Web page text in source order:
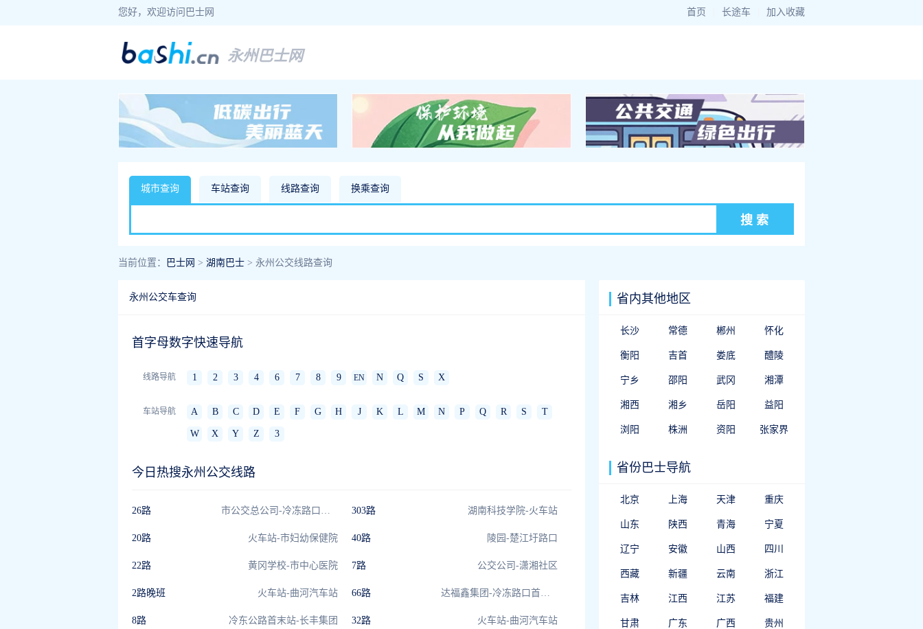
您好，欢迎访问巴士网 首页 长途车 加入收藏
永州巴士网
城市查询 车站查询 线路查询 换乘查询
当前位置： 巴士网 > 湖南巴士 > 永州公交线路查询
永州公交车查询
首字母数字快速导航
线路导航 1 2 3 4 6 7 8 9 EN N Q S X
车站导航 A B C D E F G H J K L M N P Q R S T
W X Y Z 3
今日热搜永州公交线路
26路 市公交总公司-冷冻路口首末站 303路 湖南科技学院-火车站
20路 火车站-市妇幼保健院 40路 陵园-楚江圩路口
22路 黄冈学校-市中心医院 7路 公交公司-潇湘社区
2路晚班 火车站-曲河汽车站 66路 达福鑫集团-冷冻路口首末站
8路 冷东公路首末站-长丰集团 32路 火车站-曲河汽车站
省内其他地区
长沙 常德 郴州 怀化
衡阳 吉首 娄底 醴陵
宁乡 邵阳 武冈 湘潭
湘西 湘乡 岳阳 益阳
浏阳 株洲 资阳 张家界
省份巴士导航
北京 上海 天津 重庆
山东 陕西 青海 宁夏
辽宁 安徽 山西 四川
西藏 新疆 云南 浙江
吉林 江西 江苏 福建
甘肃 广东 广西 贵州